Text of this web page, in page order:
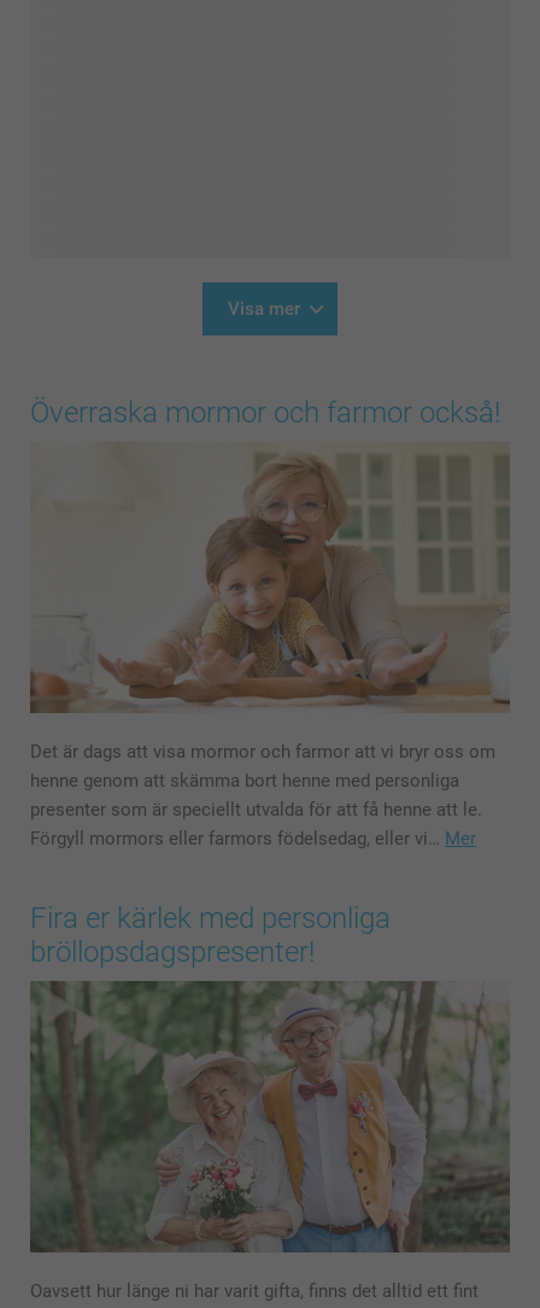
Visa mer
Överraska mormor och farmor också!
Det är dags att visa mormor och farmor att vi bryr oss om
henne genom att skämma bort henne med personliga
presenter som är speciellt utvalda för att få henne att le.
Förgyll mormors eller farmors födelsedag, eller vi… Mer
Fira er kärlek med personliga
bröllopsdagspresenter!
Oavsett hur länge ni har varit gifta, finns det alltid ett fint